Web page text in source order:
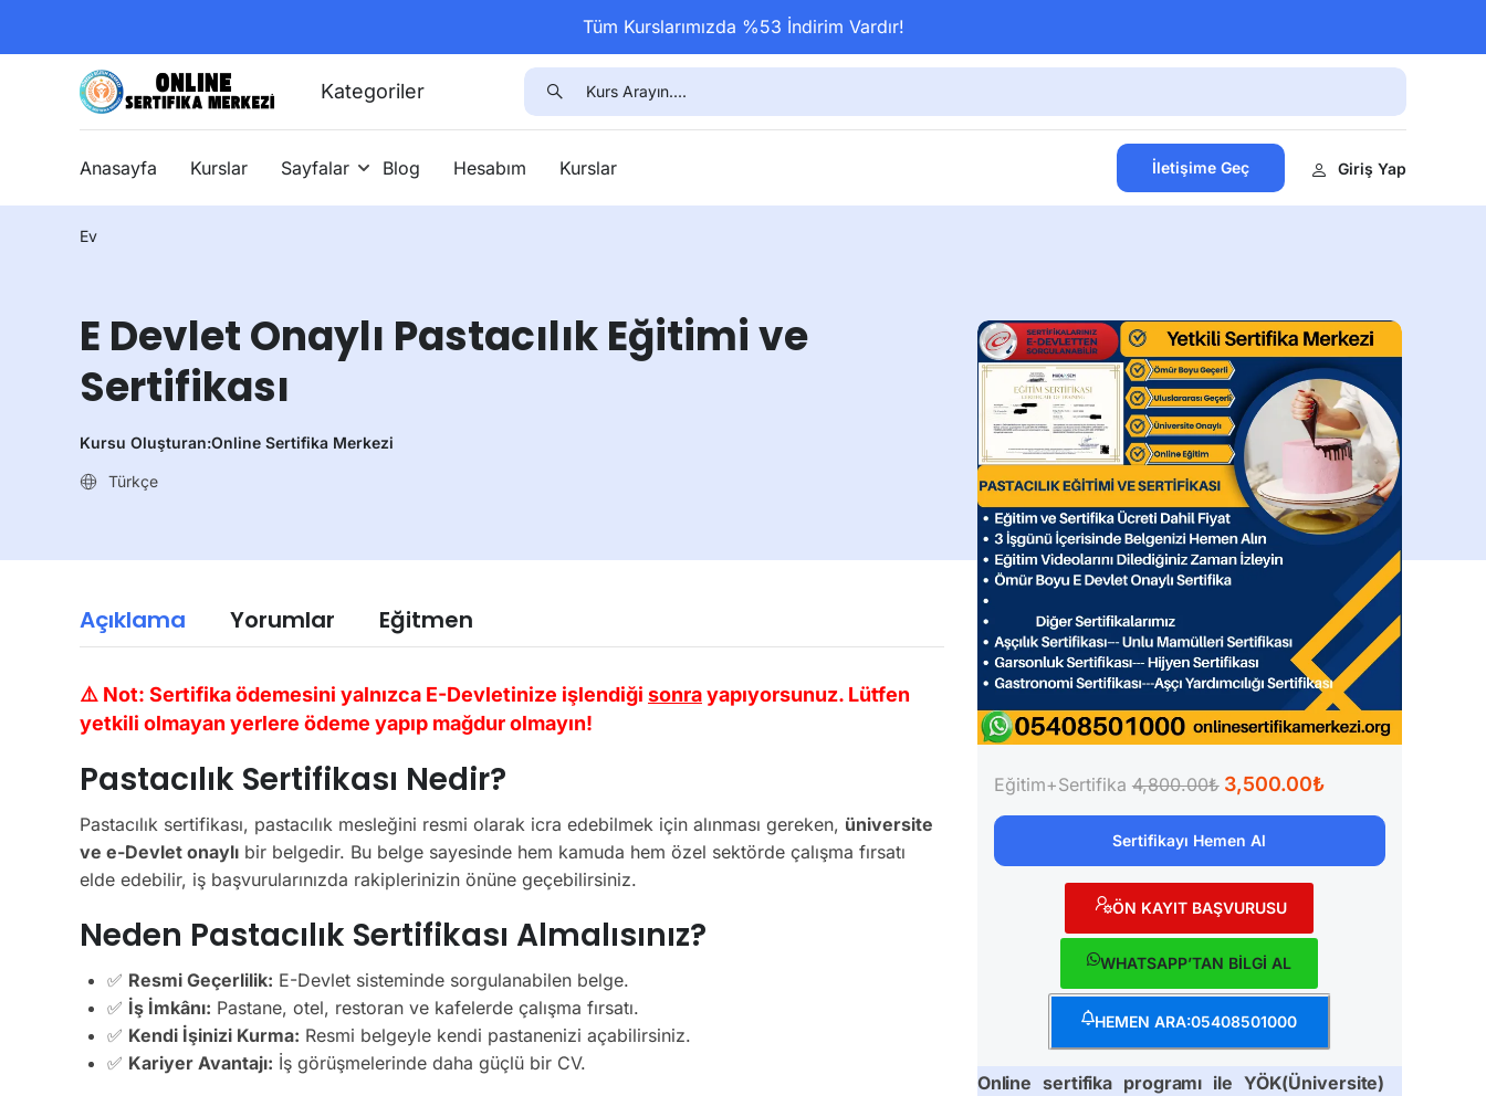
Tüm Kurslarımızda %53 İndirim Vardır!
Kategoriler
Anasayfa Kurslar Sayfalar Blog Hesabım Kurslar İletişime Geç Giriş Yap
Ev
E Devlet Onaylı Pastacılık Eğitimi ve
Sertifikası
Kursu Oluşturan:Online Sertifika Merkezi
Türkçe
Açıklama Yorumlar Eğitmen
⚠️ Not: Sertifika ödemesini yalnızca E-Devletinize işlendiği sonrayapıyorsunuz. Lütfen
yetkili olmayan yerlere ödeme yapıp mağdur olmayın!
Pastacılık Sertifikası Nedir?
Pastacılık sertifikası, pastacılık mesleğini resmi olarak icra edebilmek için alınması gereken, üniversite
ve e-Devlet onaylı bir belgedir. Bu belge sayesinde hem kamuda hem özel sektörde çalışma fırsatı
elde edebilir, iş başvurularınızda rakiplerinizin önüne geçebilirsiniz.
Neden Pastacılık Sertifikası Almalısınız?
✅ Resmi Geçerlilik: E-Devlet sisteminde sorgulanabilen belge.
✅ İş İmkânı: Pastane, otel, restoran ve kafelerde çalışma fırsatı.
✅ Kendi İşinizi Kurma: Resmi belgeyle kendi pastanenizi açabilirsiniz.
✅ Kariyer Avantajı: İş görüşmelerinde daha güçlü bir CV.
Eğitim+Sertifika 4,800.00₺ 3,500.00₺
Sertifikayı Hemen Al
ÖN KAYIT BAŞVURUSU
WHATSAPP’TAN BİLGİ AL
HEMEN ARA:05408501000
Online sertifika programı ile YÖK(Üniversite)